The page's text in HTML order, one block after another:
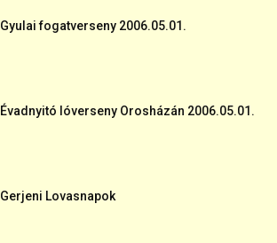
Gyulai fogatverseny 2006.05.01.
Évadnyitó lóverseny Orosházán 2006.05.01.
Gerjeni Lovasnapok